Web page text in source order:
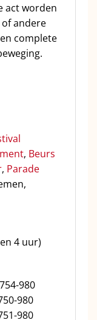
act worden
andere
complete
, Beurs
, Parade
4 uur)
980
980
980